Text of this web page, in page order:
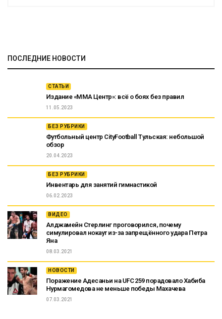
ПОСЛЕДНИЕ НОВОСТИ
СТАТЬИ
Издание «ММА Центр»: всё о боях без правил
11.05.2023
БЕЗ РУБРИКИ
Футбольный центр CityFootball Тульская: небольшой
обзор
20.04.2023
БЕЗ РУБРИКИ
Инвентарь для занятий гимнастикой
06.02.2023
ВИДЕО
Алджамейн Стерлинг проговорился, почему
симулировал нокаут из-за запрещённого удара Петра
Яна
08.03.2021
НОВОСТИ
Поражение Адесаньи на UFC 259 порадовало Хабиба
Нурмагомедова не меньше победы Махачева
07.03.2021